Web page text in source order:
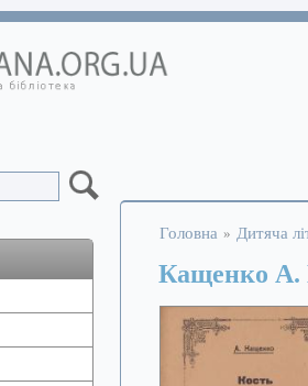
Головна » Дитяча
Кащенко А.